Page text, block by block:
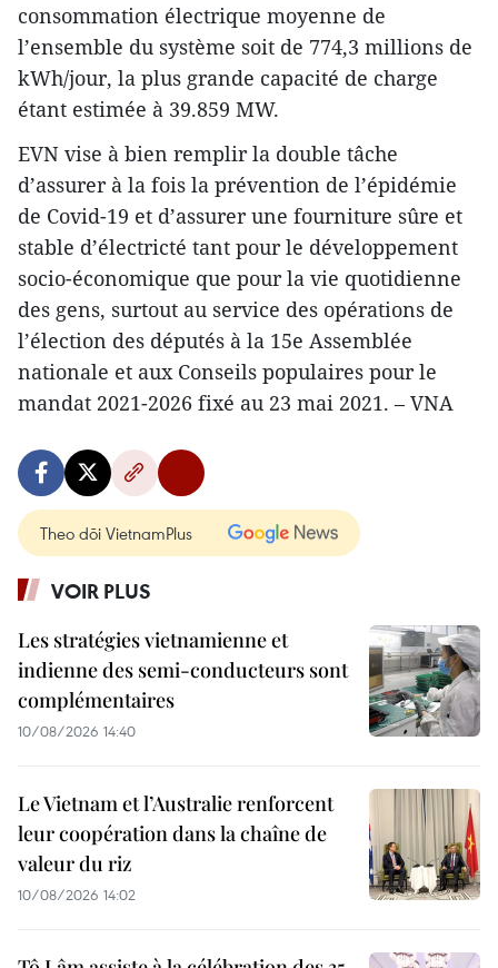
consommation électrique moyenne de
l’ensemble du système soit de 774,3 millions de
kWh/jour, la plus grande capacité de charge
étant estimée à 39.859 MW.
EVN vise à bien remplir la double tâche
d’assurer à la fois la prévention de l’épidémie
de Covid-19 et d’assurer une fourniture sûre et
stable d’électricté tant pour le développement
socio-économique que pour la vie quotidienne
des gens, surtout au service des opérations de
l’élection des députés à la 15e Assemblée
nationale et aux Conseils populaires pour le
mandat 2021-2026 fixé au 23 mai 2021. – VNA
Theo dõi VietnamPlus
VOIR PLUS
Les stratégies vietnamienne et
indienne des semi-conducteurs sont
complémentaires
10/08/2026 14:40
Le Vietnam et l’Australie renforcent
leur coopération dans la chaîne de
valeur du riz
10/08/2026 14:02